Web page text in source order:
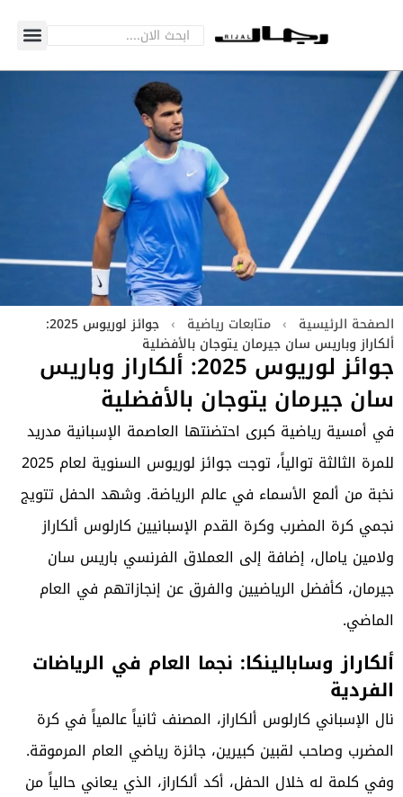
الصفحة الرئيسية › متابعات رياضية ›
جوائز لوريوس 2025:
ألكاراز وباريس سان جيرمان يتوجان بالأفضلية
جوائز لوريوس 2025: ألكاراز وباريس
سان جيرمان يتوجان بالأفضلية
في أمسية رياضية كبرى احتضنتها العاصمة الإسبانية مدريد
للمرة الثالثة توالياً، توجت جوائز لوريوس السنوية لعام 2025
نخبة من ألمع الأسماء في عالم الرياضة. وشهد الحفل تتويج
نجمي كرة المضرب وكرة القدم الإسبانيين كارلوس ألكاراز
ولامين يامال، إضافة إلى العملاق الفرنسي باريس سان
جيرمان، كأفضل الرياضيين والفرق عن إنجازاتهم في العام
الماضي.
ألكاراز وسابالينكا: نجما العام في الرياضات
الفردية
نال الإسباني كارلوس ألكاراز، المصنف ثانياً عالمياً في كرة
المضرب وصاحب لقبين كبيرين، جائزة رياضي العام المرموقة.
وفي كلمة له خلال الحفل، أكد ألكاراز، الذي يعاني حالياً من